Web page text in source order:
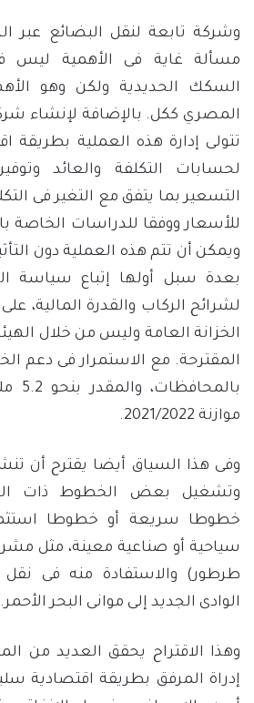
وشركة تابعة لنقل البضائع عبر
مسألة غاية فى الأهمية ليس
السكك الحديدية ولكن وهو
المصري ككل. بالإضافة لإنشاء
تتولى إدارة هذه العملية بطريقة
لحسابات التكلفة والعائد
التسعير بما يتفق مع التغير فى
للأسعار ووفقا للدراسات الخاصة
ويمكن أن تتم هذه العملية دون
بعدة سبل أولها إتباع سياسة
لشرائح الركاب والقدرة المالية،
الخزانة العامة وليس من خلال
المقترحة. مع الاستمرار فى دعم
موازنة 2021/2022.
وفى هذا السياق أيضا يقترح أن
وتشغيل بعض الخطوط ذات
خطوطا سريعة أو خطوطا
سياحية أو صناعية معينة، مثل
طرطور) والاستفادة منه فى
الوادى الجديد إلى موانى البحر الأحمر.
وهذا الاقتراح يحقق العديد من
إدراة المرفق بطريقة اقتصادية